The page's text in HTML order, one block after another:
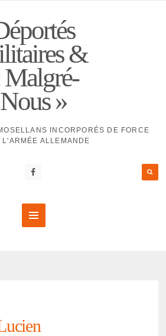
&
Malgré-
Nous »
INCORPORÉS DE FORCE
L'ARMÉE ALLEMANDE